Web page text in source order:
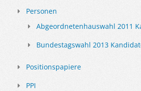
Personen
Abgeordnetenhauswahl 2011
Bundestagswahl 2013
Positionspapiere
PPI